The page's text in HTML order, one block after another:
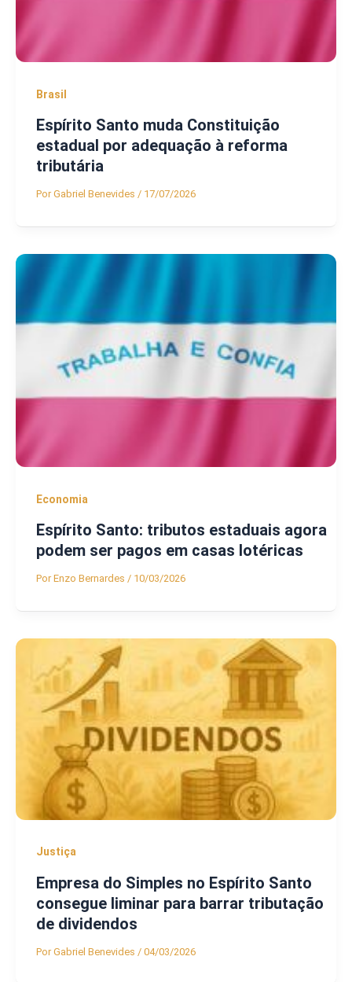
Brasil
Espírito Santo muda Constituição
estadual por adequação à reforma
tributária
PorGabriel Benevides / 17/07/2026
Economia
Espírito Santo: tributos estaduais agora
podem ser pagos em casas lotéricas
PorEnzo Bernardes / 10/03/2026
Justiça
Empresa do Simples no Espírito Santo
consegue liminar para barrar tributação
de dividendos
PorGabriel Benevides / 04/03/2026